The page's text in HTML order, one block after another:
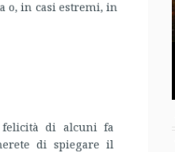
felicità di alcuni fa
di spiegare il
Pietro Lanci